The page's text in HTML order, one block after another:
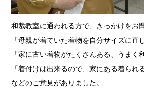
和裁教室に通われる方で、きっかけをお
「母親が着ていた着物を自分サイズに直
「家に古い着物がたくさんある、うまく
「着付けは出来るので、家にある着られ
などのご意見がありました。